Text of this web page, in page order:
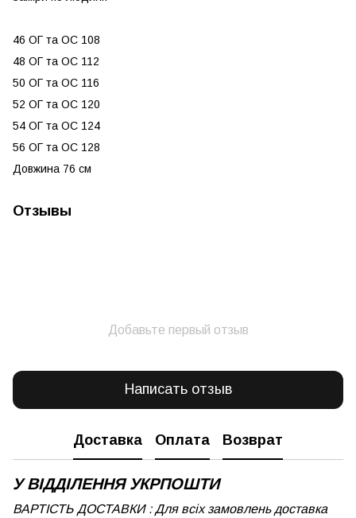
46 ОГ та ОС 108
48 ОГ та ОС 112
50 ОГ та ОС 116
52 ОГ та ОС 120
54 ОГ та ОС 124
56 ОГ та ОС 128
Довжина 76 см
Отзывы
Добавьте первый отзыв
Написать отзыв
Доставка Оплата Возврат
У ВІДДІЛЕННЯ УКРПОШТИ
ВАРТІСТЬ ДОСТАВКИ : Для всіх замовлень доставка